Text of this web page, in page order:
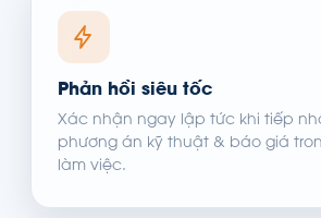
Phản hồi siêu tốc
Xác nhận ngay lập tức khi tiếp
phương án kỹ thuật & báo giá
làm việc.